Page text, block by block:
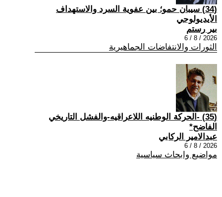
(34) سيبان حمو؛ بين عفوية السرد والاستهداف
الأيديولوجي
بير رستم
2026 / 8 / 6
الثورات والانتفاضات الجماهيرية
(35) -الحركة الوطنيه اللاعراقيه-والفشل التاريخي
الفاضح*
عبدالامير الركابي
2026 / 8 / 6
مواضيع وابحاث سياسية